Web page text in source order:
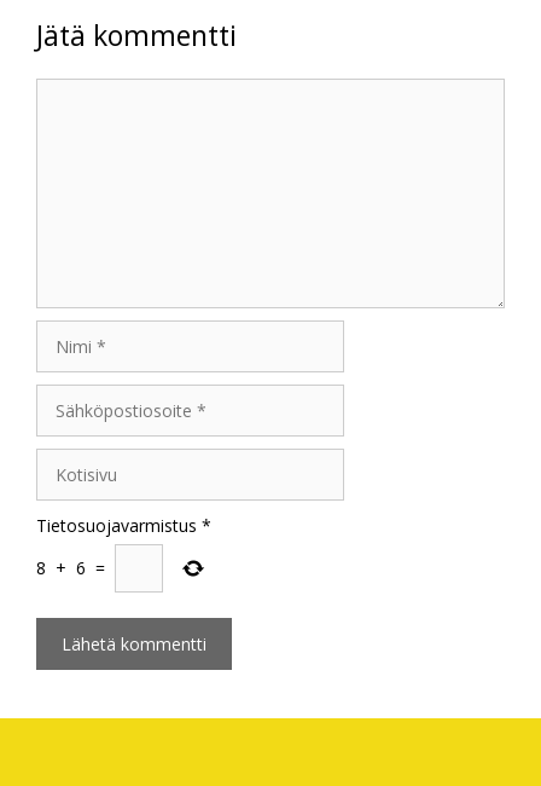
Jätä kommentti
Tietosuojavarmistus *
8 + 6 =